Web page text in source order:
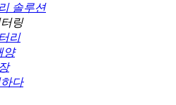
솔루션
링
리
양
다